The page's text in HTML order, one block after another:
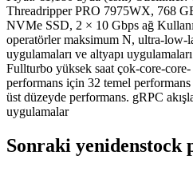
Threadripper PRO 7975WX, 768
NVMe SSD, 2 × 10 Gbps ağ
operatörler maksimum N, ultra-low-
uygulamaları ve altyapı
Fullturbo yüksek saat çok-core-
performans için 32 temel
üst düzeyde performans. gRPC
uygulamalar
Sonraki yenidenstock